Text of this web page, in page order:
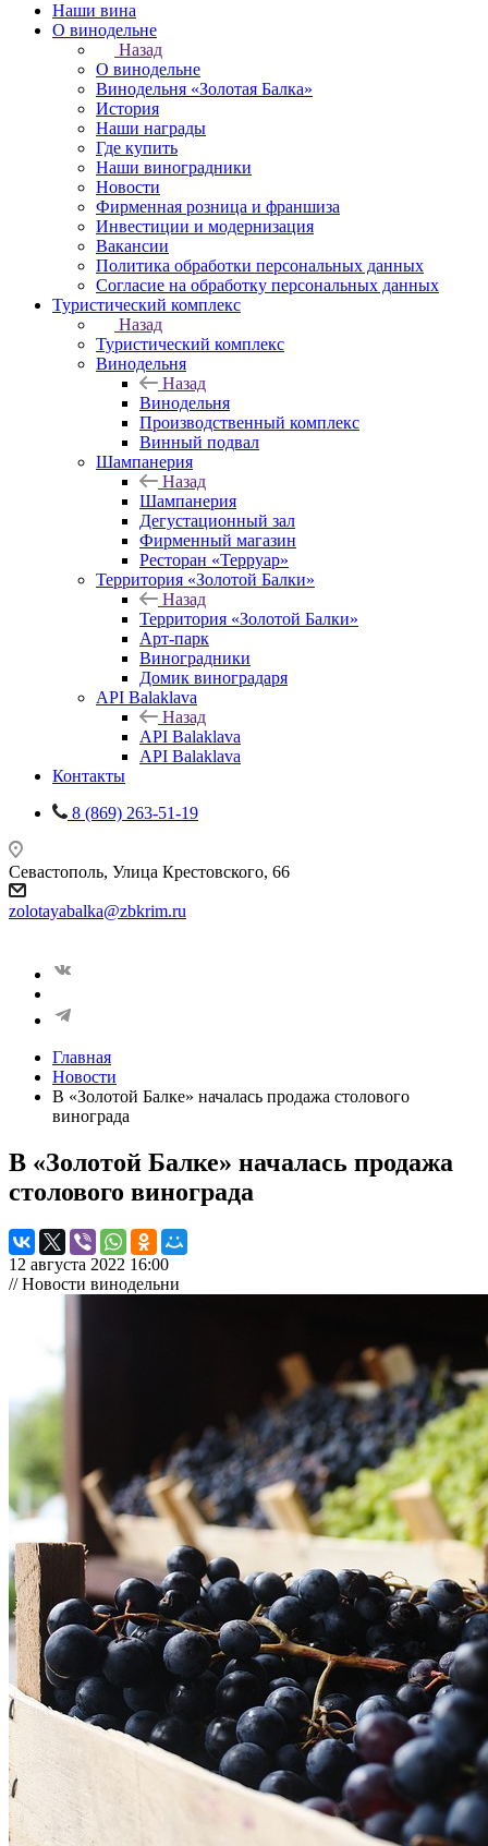
Наши вина
О винодельне
Назад
О винодельне
Винодельня «Золотая Балка»
История
Наши награды
Где купить
Наши виноградники
Новости
Фирменная розница и франшиза
Инвестиции и модернизация
Вакансии
Политика обработки персональных данных
Согласие на обработку персональных данных
Туристический комплекс
Назад
Туристический комплекс
Винодельня
Назад
Винодельня
Производственный комплекс
Винный подвал
Шампанерия
Назад
Шампанерия
Дегустационный зал
Фирменный магазин
Ресторан «Терруар»
Территория «Золотой Балки»
Назад
Территория «Золотой Балки»
Арт-парк
Виноградники
Домик виноградаря
API Balaklava
Назад
API Balaklava
API Balaklava
Контакты
8 (869) 263-51-19
Севастополь, Улица Крестовского, 66
zolotayabalka@zbkrim.ru
Главная
Новости
В «Золотой Балке» началась продажа столового
винограда
В «Золотой Балке» началась продажа
столового винограда
12 августа 2022 16:00
// Новости винодельни